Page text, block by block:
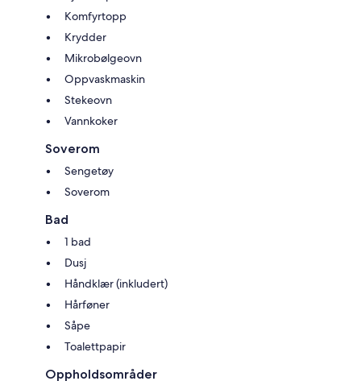
Komfyrtopp
Krydder
Mikrobølgeovn
Oppvaskmaskin
Stekeovn
Vannkoker
Soverom
Sengetøy
Soverom
Bad
1 bad
Dusj
Håndklær (inkludert)
Hårføner
Såpe
Toalettpapir
Oppholdsområder